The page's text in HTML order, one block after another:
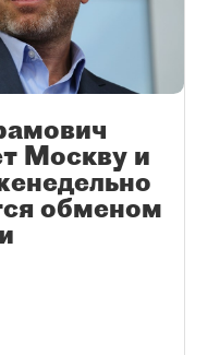
Москву и
обменом